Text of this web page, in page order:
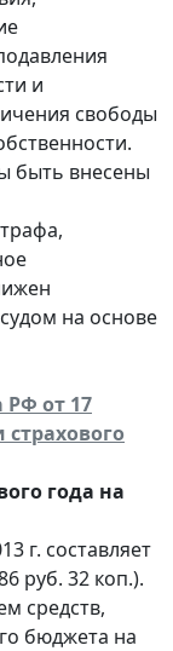
и
свободы
быть внесены
на основе
РФ от 17
страхового
года на
г. составляет
руб. 32 коп.).
средств,
бюджета на